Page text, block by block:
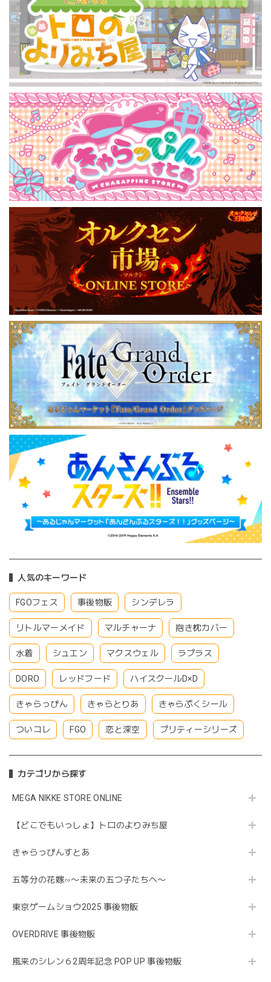
人気のキーワード
FGOフェス 事後物販 シンデレラ
リトルマーメイド マルチャーナ 抱き枕カバー
水着 シュエン マクスウェル ラプラス
DORO レッドフード ハイスクールD×D
きゃらっぴん きゃらとりあ きゃらぷくシール
ついコレ FGO 恋と深空 プリティーシリーズ
カテゴリから探す
MEGA NIKKE STORE ONLINE
【どこでもいっしょ】トロのよりみち屋
きゃらっぴんすとあ
五等分の花嫁∽〜未来の五つ子たちへ〜
東京ゲームショウ2025 事後物販
OVERDRIVE 事後物販
風来のシレン６2周年記念 POP UP 事後物販